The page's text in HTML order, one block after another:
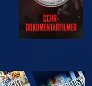
UTFORSK
SERIEN